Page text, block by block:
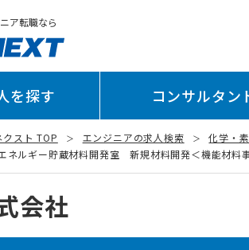
ア転職なら
を探す コンサルタン
スト TOP エンジニアの求人検索 化学・
ネルギー貯蔵材料開発室 新規材料開発＜機能材
会社